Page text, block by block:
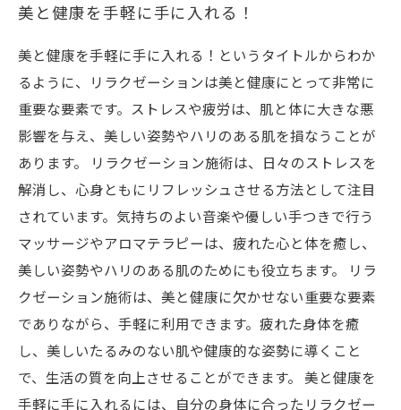
美と健康を手軽に手に入れる！
美と健康を手軽に手に入れる！というタイトルからわか
るように、リラクゼーションは美と健康にとって非常に
重要な要素です。ストレスや疲労は、肌と体に大きな悪
影響を与え、美しい姿勢やハリのある肌を損なうことが
あります。 リラクゼーション施術は、日々のストレスを
解消し、心身ともにリフレッシュさせる方法として注目
されています。気持ちのよい音楽や優しい手つきで行う
マッサージやアロマテラピーは、疲れた心と体を癒し、
美しい姿勢やハリのある肌のためにも役立ちます。 リラ
クゼーション施術は、美と健康に欠かせない重要な要素
でありながら、手軽に利用できます。疲れた身体を癒
し、美しいたるみのない肌や健康的な姿勢に導くこと
で、生活の質を向上させることができます。 美と健康を
手軽に手に入れるには、自分の身体に合ったリラクゼー